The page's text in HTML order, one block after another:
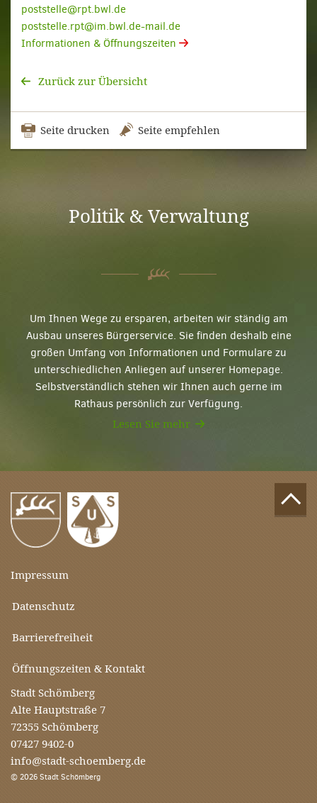
poststelle@rpt.bwl.de
poststelle.rpt@im.bwl.de-mail.de
Informationen & Öffnungszeiten
Zurück zur Übersicht
Seite drucken Seite empfehlen
Politik & Verwaltung
Um Ihnen Wege zu ersparen, arbeiten wir ständig am
Ausbau unseres Bürgerservice. Sie finden deshalb eine
großen Umfang von Informationen und Formulare zu
unterschiedlichen Anliegen auf unserer Homepage.
Selbstverständlich stehen wir Ihnen auch gerne im
Rathaus persönlich zur Verfügung.
Lesen Sie mehr
Impressum
Datenschutz
Barrierefreiheit
Öffnungszeiten & Kontakt
Stadt Schömberg
Alte Hauptstraße 7
72355 Schömberg
07427 9402-0
info@stadt-schoemberg.de
© 2026 Stadt Schömberg